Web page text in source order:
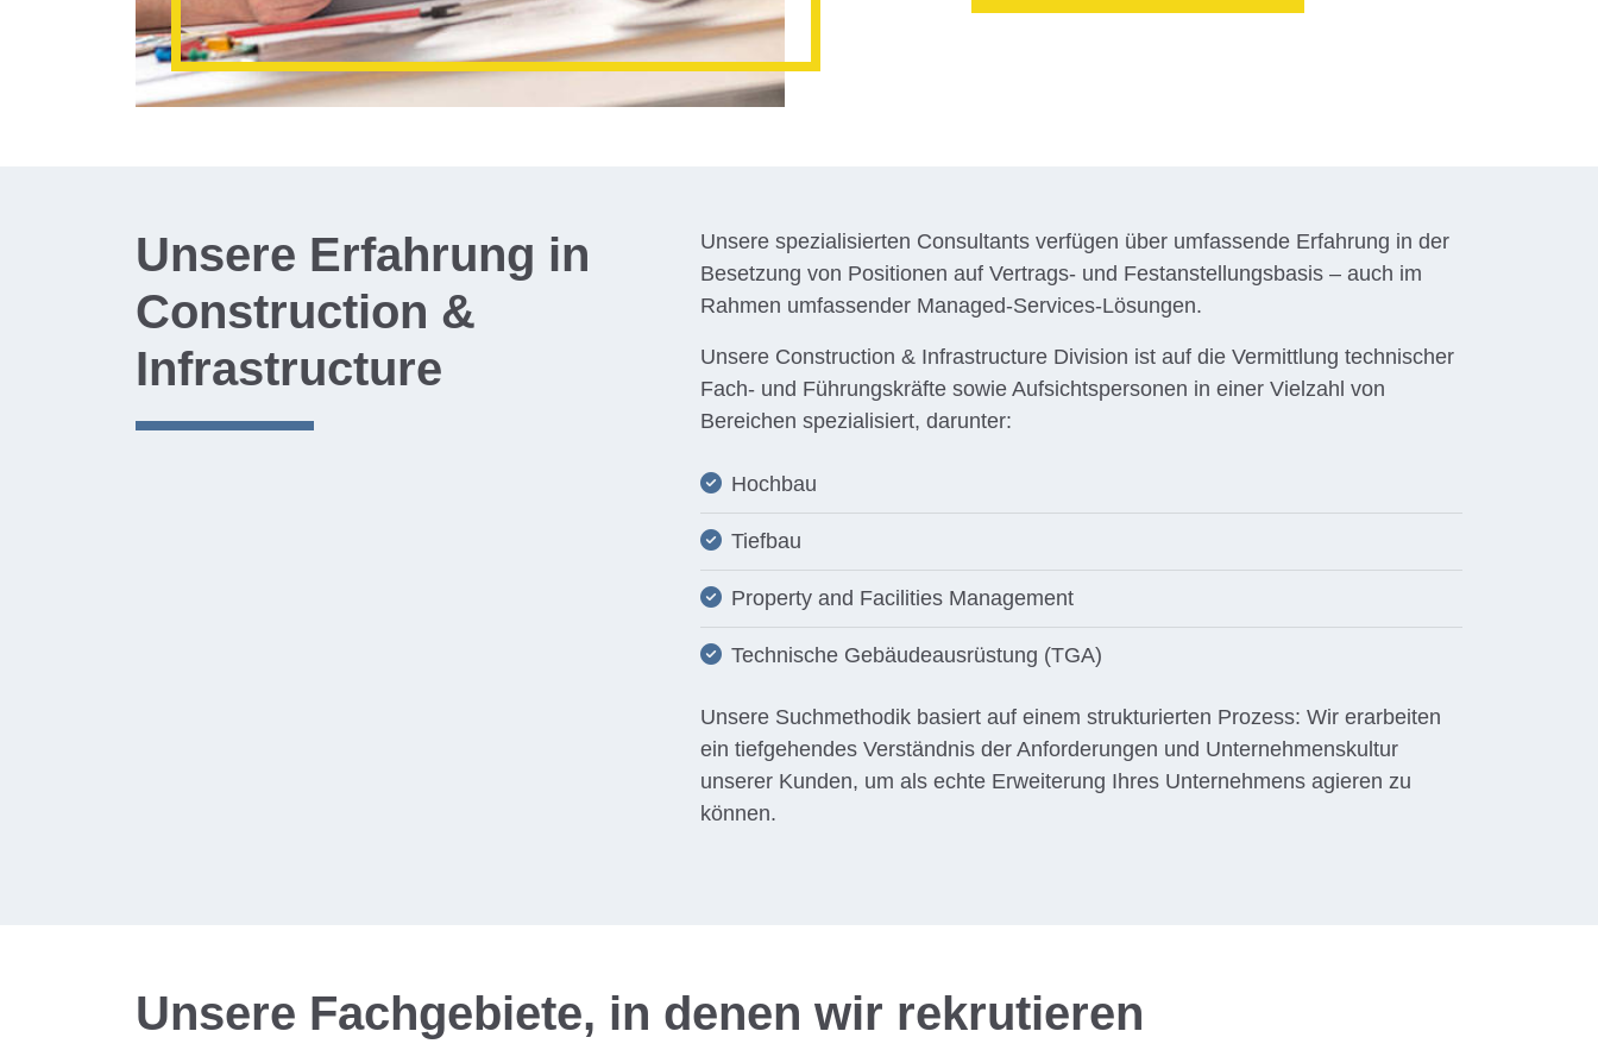
Unsere Erfahrung in
Construction &
Infrastructure
Unsere spezialisierten Consultants verfügen über umfassende Erfahrung in der
Besetzung von Positionen auf Vertrags- und Festanstellungsbasis – auch im
Rahmen umfassender Managed-Services-Lösungen.
Unsere Construction & Infrastructure Division ist auf die Vermittlung technischer
Fach- und Führungskräfte sowie Aufsichtspersonen in einer Vielzahl von
Bereichen spezialisiert, darunter:
Hochbau
Tiefbau
Property and Facilities Management
Technische Gebäudeausrüstung (TGA)
Unsere Suchmethodik basiert auf einem strukturierten Prozess: Wir erarbeiten
ein tiefgehendes Verständnis der Anforderungen und Unternehmenskultur
unserer Kunden, um als echte Erweiterung Ihres Unternehmens agieren zu
können.
Unsere Fachgebiete, in denen wir rekrutieren